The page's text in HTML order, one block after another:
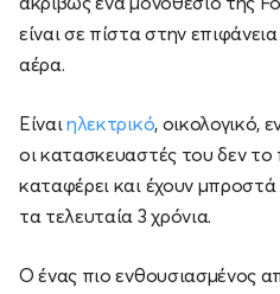
είναι σε πίστα στην
αέρα.
Είναιηλεκτρικό, οικολογικό,
οι κατασκευαστές του δεν το
καταφέρει και έχουν
τα τελευταία 3 χρόνια.
Ο ένας πιο ενθουσιασμένος